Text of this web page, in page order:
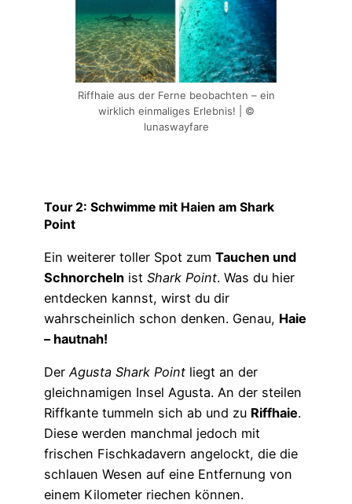
Riffhaie aus der Ferne beobachten – ein
wirklich einmaliges Erlebnis! | ©
lunaswayfare
Tour 2: Schwimme mit Haien am Shark
Point
Ein weiterer toller Spot zum Tauchen und
Schnorcheln ist Shark Point. Was du hier
entdecken kannst, wirst du dir
wahrscheinlich schon denken. Genau, Haie
– hautnah!
Der Agusta Shark Point liegt an der
gleichnamigen Insel Agusta. An der steilen
Riffkante tummeln sich ab und zu Riffhaie.
Diese werden manchmal jedoch mit
frischen Fischkadavern angelockt, die die
schlauen Wesen auf eine Entfernung von
einem Kilometer riechen können.